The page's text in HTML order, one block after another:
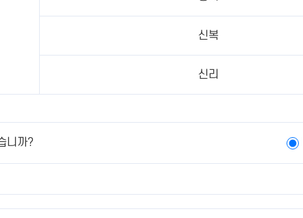
신복
신리
니까?